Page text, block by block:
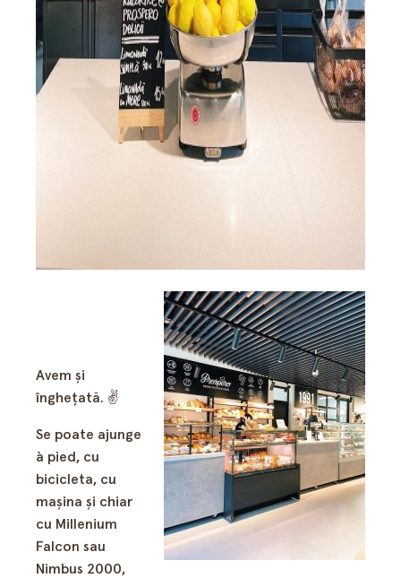
Avem şi
îngheţată. ✌️
Se poate ajunge
à pied, cu
bicicleta, cu
maşina şi chiar
cu Millenium
Falcon sau
Nimbus 2000,